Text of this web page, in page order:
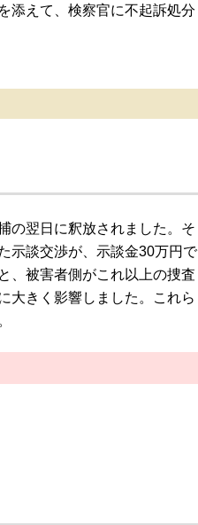
添えて、検察官に不起訴処分
の翌日に釈放されました。そ
示談交渉が、示談金30万円で
、被害者側がこれ以上の捜査
大きく影響しました。これら